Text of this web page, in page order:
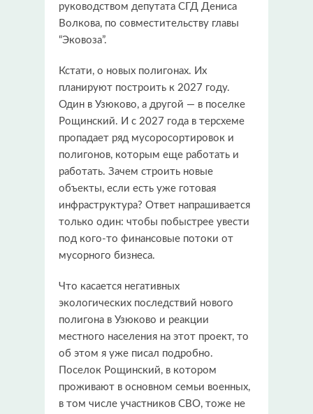
руководством депутата СГД Дениса
Волкова, по совместительству главы
“Эковоза”.
Кстати, о новых полигонах. Их
планируют построить к 2027 году.
Один в Узюково, а другой — в поселке
Рощинский. И с 2027 года в терсхеме
пропадает ряд мусоросортировок и
полигонов, которым еще работать и
работать. Зачем строить новые
объекты, если есть уже готовая
инфраструктура? Ответ напрашивается
только один: чтобы побыстрее увести
под кого-то финансовые потоки от
мусорного бизнеса.
Что касается негативных
экологических последствий нового
полигона в Узюково и реакции
местного населения на этот проект, то
об этом я уже писал подробно.
Поселок Рощинский, в котором
проживают в основном семьи военных,
в том числе участников СВО, тоже не